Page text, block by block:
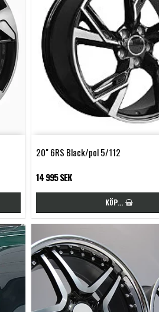
20" 6RS Black/pol 5/112
14 995 SEK
KÖP…